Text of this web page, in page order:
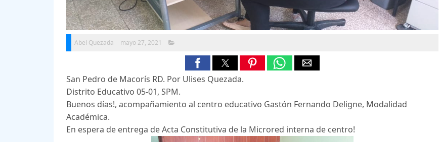
Abel Quezada mayo 27, 2021
San Pedro de Macorís RD. Por Ulises Quezada.
Distrito Educativo 05-01, SPM.
Buenos días!, acompañamiento al centro educativo Gastón Fernando Deligne, Modalidad
Académica.
En espera de entrega de Acta Constitutiva de la Microred interna de centro!